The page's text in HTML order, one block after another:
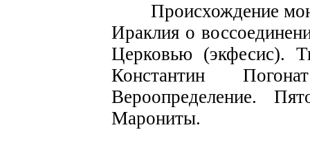
Происхождение
Ираклия о воссо
Церковью (экфесис).
Константин Погонат
Вероопределение.
Марониты.